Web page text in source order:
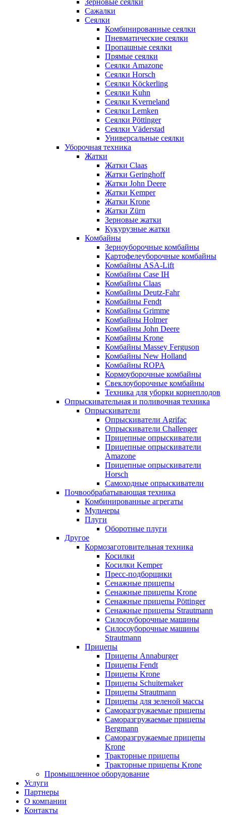
Зерновые сеялки
Сажалки
Сеялки
Комбинированные сеялки
Пневматические сеялки
Пропашные сеялки
Прямые сеялки
Сеялки Amazone
Сеялки Horsch
Сеялки Köckerling
Сеялки Kuhn
Сеялки Kverneland
Сеялки Lemken
Сеялки Pöttinger
Сеялки Väderstad
Универсальные сеялки
Уборочная техника
Жатки
Жатки Claas
Жатки Geringhoff
Жатки John Deere
Жатки Kemper
Жатки Krone
Жатки Zürn
Зерновые жатки
Кукурузные жатки
Комбайны
Зерноуборочные комбайны
Картофелеуборочные комбайны
Комбайны ASA-Lift
Комбайны Case IH
Комбайны Claas
Комбайны Deutz-Fahr
Комбайны Fendt
Комбайны Grimme
Комбайны Holmer
Комбайны John Deere
Комбайны Krone
Комбайны Massey Ferguson
Комбайны New Holland
Комбайны ROPA
Кормоуборочные комбайны
Свеклоуборочные комбайны
Техника для уборки корнеплодов
Опрыскивательная и поливочная техника
Опрыскиватели
Опрыскиватели Agrifac
Опрыскиватели Challenger
Прицепные опрыскиватели
Прицепные опрыскиватели
Amazone
Прицепные опрыскиватели
Horsch
Самоходные опрыскиватели
Почвообрабатывающая техника
Комбинированные агрегаты
Мульчеры
Плуги
Оборотные плуги
Другое
Кормозаготовительная техника
Косилки
Косилки Kemper
Пресс-подборщики
Сенажные прицепы
Сенажные прицепы Krone
Сенажные прицепы Pöttinger
Сенажные прицепы Strautmann
Силосоуборочные машины
Силосоуборочные машины
Strautmann
Прицепы
Прицепы Annaburger
Прицепы Fendt
Прицепы Krone
Прицепы Schuitemaker
Прицепы Strautmann
Прицепы для зеленой массы
Саморазгружаемые прицепы
Саморазгружаемые прицепы
Bergmann
Саморазгружаемые прицепы
Krone
Тракторные прицепы
Тракторные прицепы Krone
Промышленное оборудование
Услуги
Партнеры
О компании
Контакты